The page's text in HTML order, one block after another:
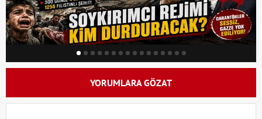
YORUMLARA GÖZAT